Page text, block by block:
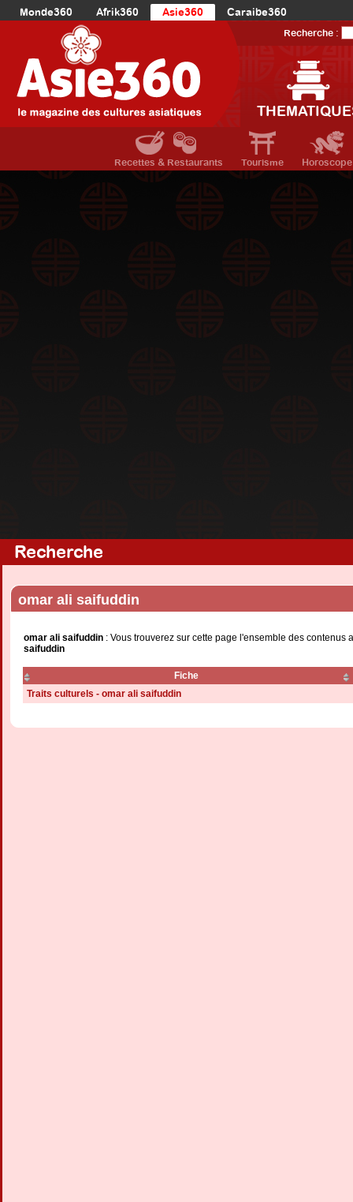
Monde360 Afrik360 Asie360
Caraibe360
Europe360
AmériqueDuNord360
Océanie360
Recherche :
Recettes & Restaurants Tourisme Horoscope
Recherche
omar ali saifuddin
omar ali saifuddin : Vous trouverez sur cette page l'ensemble des contenus
saifuddin
Fiche
Traits culturels - omar ali saifuddin